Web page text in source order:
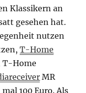
Klassikern an
gesehen hat.
nutzen
T-Home
T-Home
MR
100 Euro. Als